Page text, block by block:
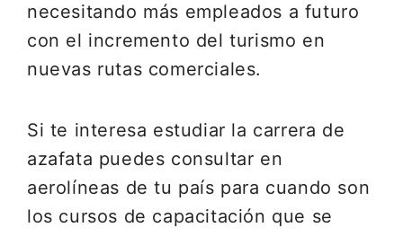
necesitando más empleados a futuro
con el incremento del turismo en
nuevas rutas comerciales.
Si te interesa estudiar la carrera de
azafata puedes consultar en
aerolíneas de tu país para cuando son
los cursos de capacitación que se